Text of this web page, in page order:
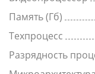
Память (Гб)
Техпроцесс
Разрядность